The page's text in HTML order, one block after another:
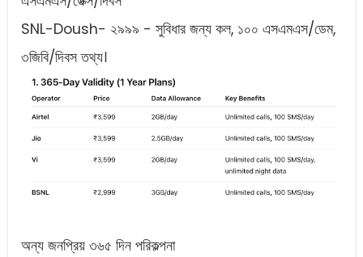
SNL-Doush- ২৯৯৯ - সুবিধার জন্য কল, ১০০ এসএমএস/ডেম,
৩জিবি/দিবস তথ্য।
অন্য জনপ্রিয় ৩৬৫ দিন পরিকল্পনা